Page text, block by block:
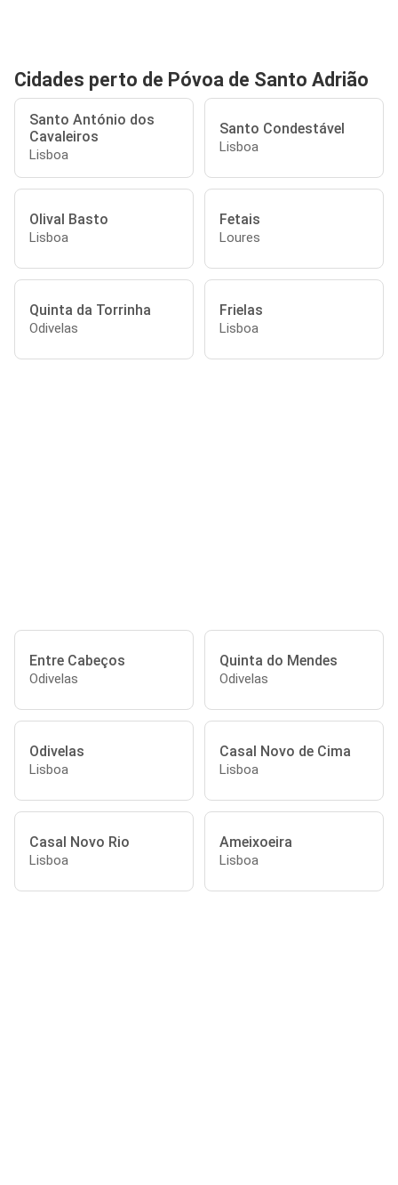
Cidades perto de Póvoa de Santo Adrião
Santo António dos
Cavaleiros
Lisboa
Santo Condestável
Lisboa
Olival Basto
Lisboa
Fetais
Loures
Quinta da Torrinha
Odivelas
Frielas
Lisboa
Entre Cabeços
Odivelas
Quinta do Mendes
Odivelas
Odivelas
Lisboa
Casal Novo de Cima
Lisboa
Casal Novo Rio
Lisboa
Ameixoeira
Lisboa